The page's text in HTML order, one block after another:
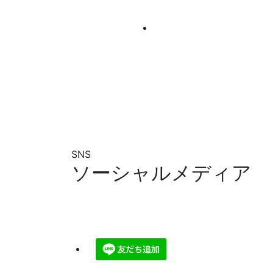
SNS
ソーシャルメディア